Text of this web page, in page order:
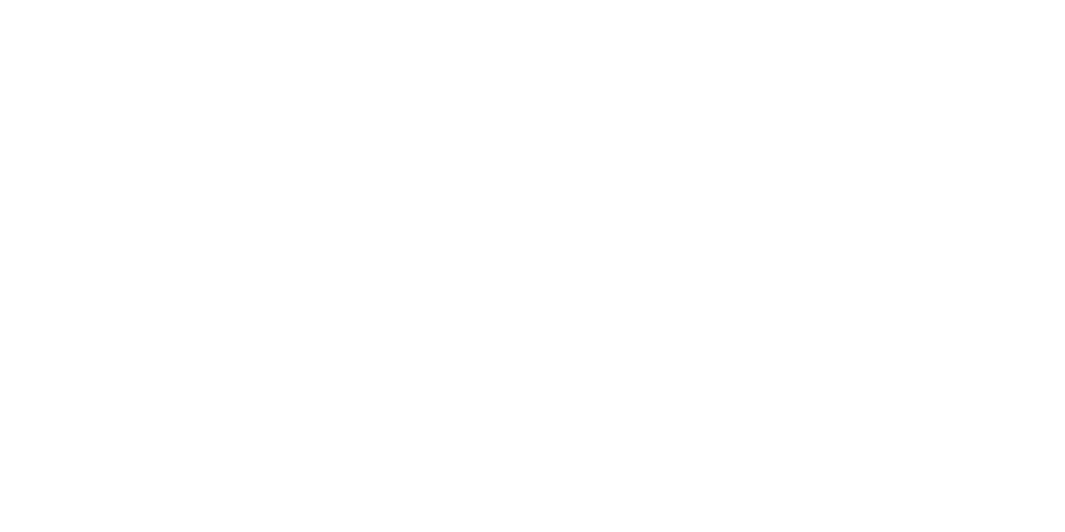
parkoviště (zdarma), 4 venkovní bazény (lehátka, slunečníky a osušky zdarma), dětský bazén, dětské hřiště, minimarket, miniklub (0-12
restaurace, hlavní bar, bar u bazénu, výtah.